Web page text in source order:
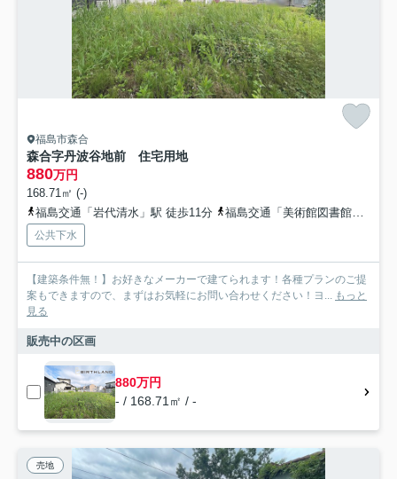
福島市森合
森合字丹波谷地前 住宅用地
880万円
168.71㎡ (-)
福島交通「岩代清水」駅 徒歩11分
福島交通「美術館図書館前」駅 徒歩11分
公共下水
【建築条件無！】お好きなメーカーで建てられます！各種プランのご提
案もできますので、まずはお気軽にお問い合わせください！ヨ... もっと
見る
販売中の区画
880万円
- / 168.71㎡ / -
売地